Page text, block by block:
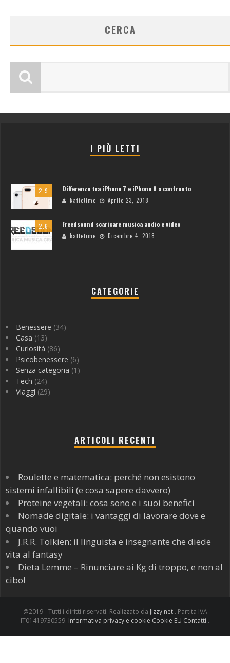
CERCA
I PIÙ LETTI
2.9 Differenze tra iPhone 7 e iPhone 8 a confronto
kaffetime Aprile 23, 2018
2.6 Freedsound scaricare musica audio e video
kaffetime Dicembre 4, 2018
CATEGORIE
Benessere (34)
Casa (13)
Curiosità (86)
Psicobenessere (6)
Senza categoria (1)
Tech (24)
Viaggi (29)
ARTICOLI RECENTI
Roulette e matematica: perché non esistono
sistemi infallibili (e cosa sapere davvero)
Proteine vegetali: cosa sono e i suoi benefici
Nomade digitale: i vantaggi di lavorare dove e
quando vuoi
J.R.R. Tolkien: il linguista e insegnante che diede
vita al fantasy
Dieta Lemme – Rinunciare ai Kg di troppo, e non al
cibo!
@2019 - Tutti i diritti riservati. Realizzato da Jizzy.net . Partita IVA
IT01419730559. Informativa privacy e cookie Cookie EU Contatti .